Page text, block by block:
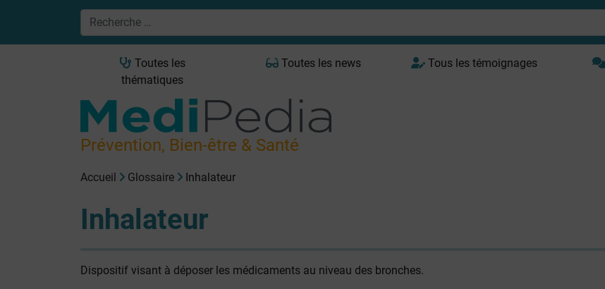
Toutes les
thématiques
Toutes les news Tous les témoignages
Prévention, Bien-être & Santé
Accueil Glossaire Inhalateur
Inhalateur
Dispositif visant à déposer les médicaments au niveau des bronches.